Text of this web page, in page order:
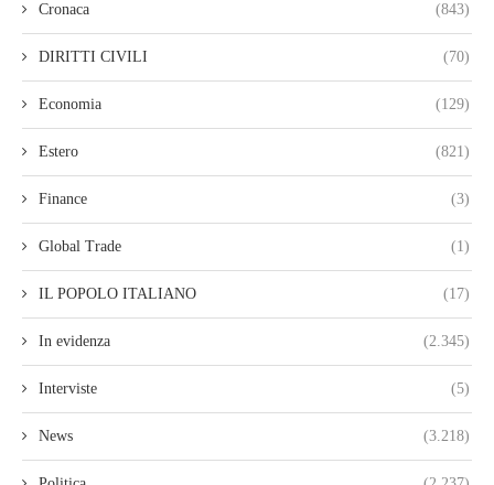
Cronaca (843)
DIRITTI CIVILI (70)
Economia (129)
Estero (821)
Finance (3)
Global Trade (1)
IL POPOLO ITALIANO (17)
In evidenza (2.345)
Interviste (5)
News (3.218)